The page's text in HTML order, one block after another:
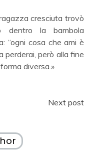
cresciuta trovò
dentro la bambola
“ogni cosa che ami è
perderai, però alla fine
diversa.»
Next post